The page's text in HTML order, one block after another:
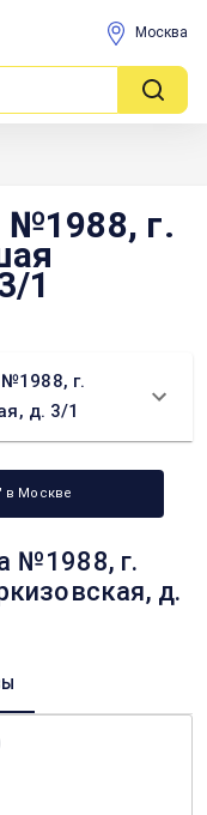
Москва
г.
1
г.
д. 3/1
в Москве
№1988, г.
д.